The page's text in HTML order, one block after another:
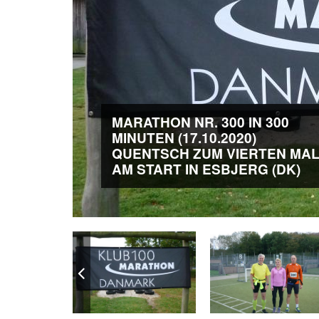
MARATHON NR. 300 IN 300
MINUTEN (17.10.2020)
QUENTSCH ZUM VIERTEN MAL
AM START IN ESBJERG (DK)